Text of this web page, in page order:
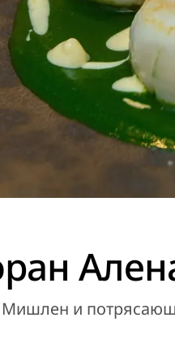
Мишлен и